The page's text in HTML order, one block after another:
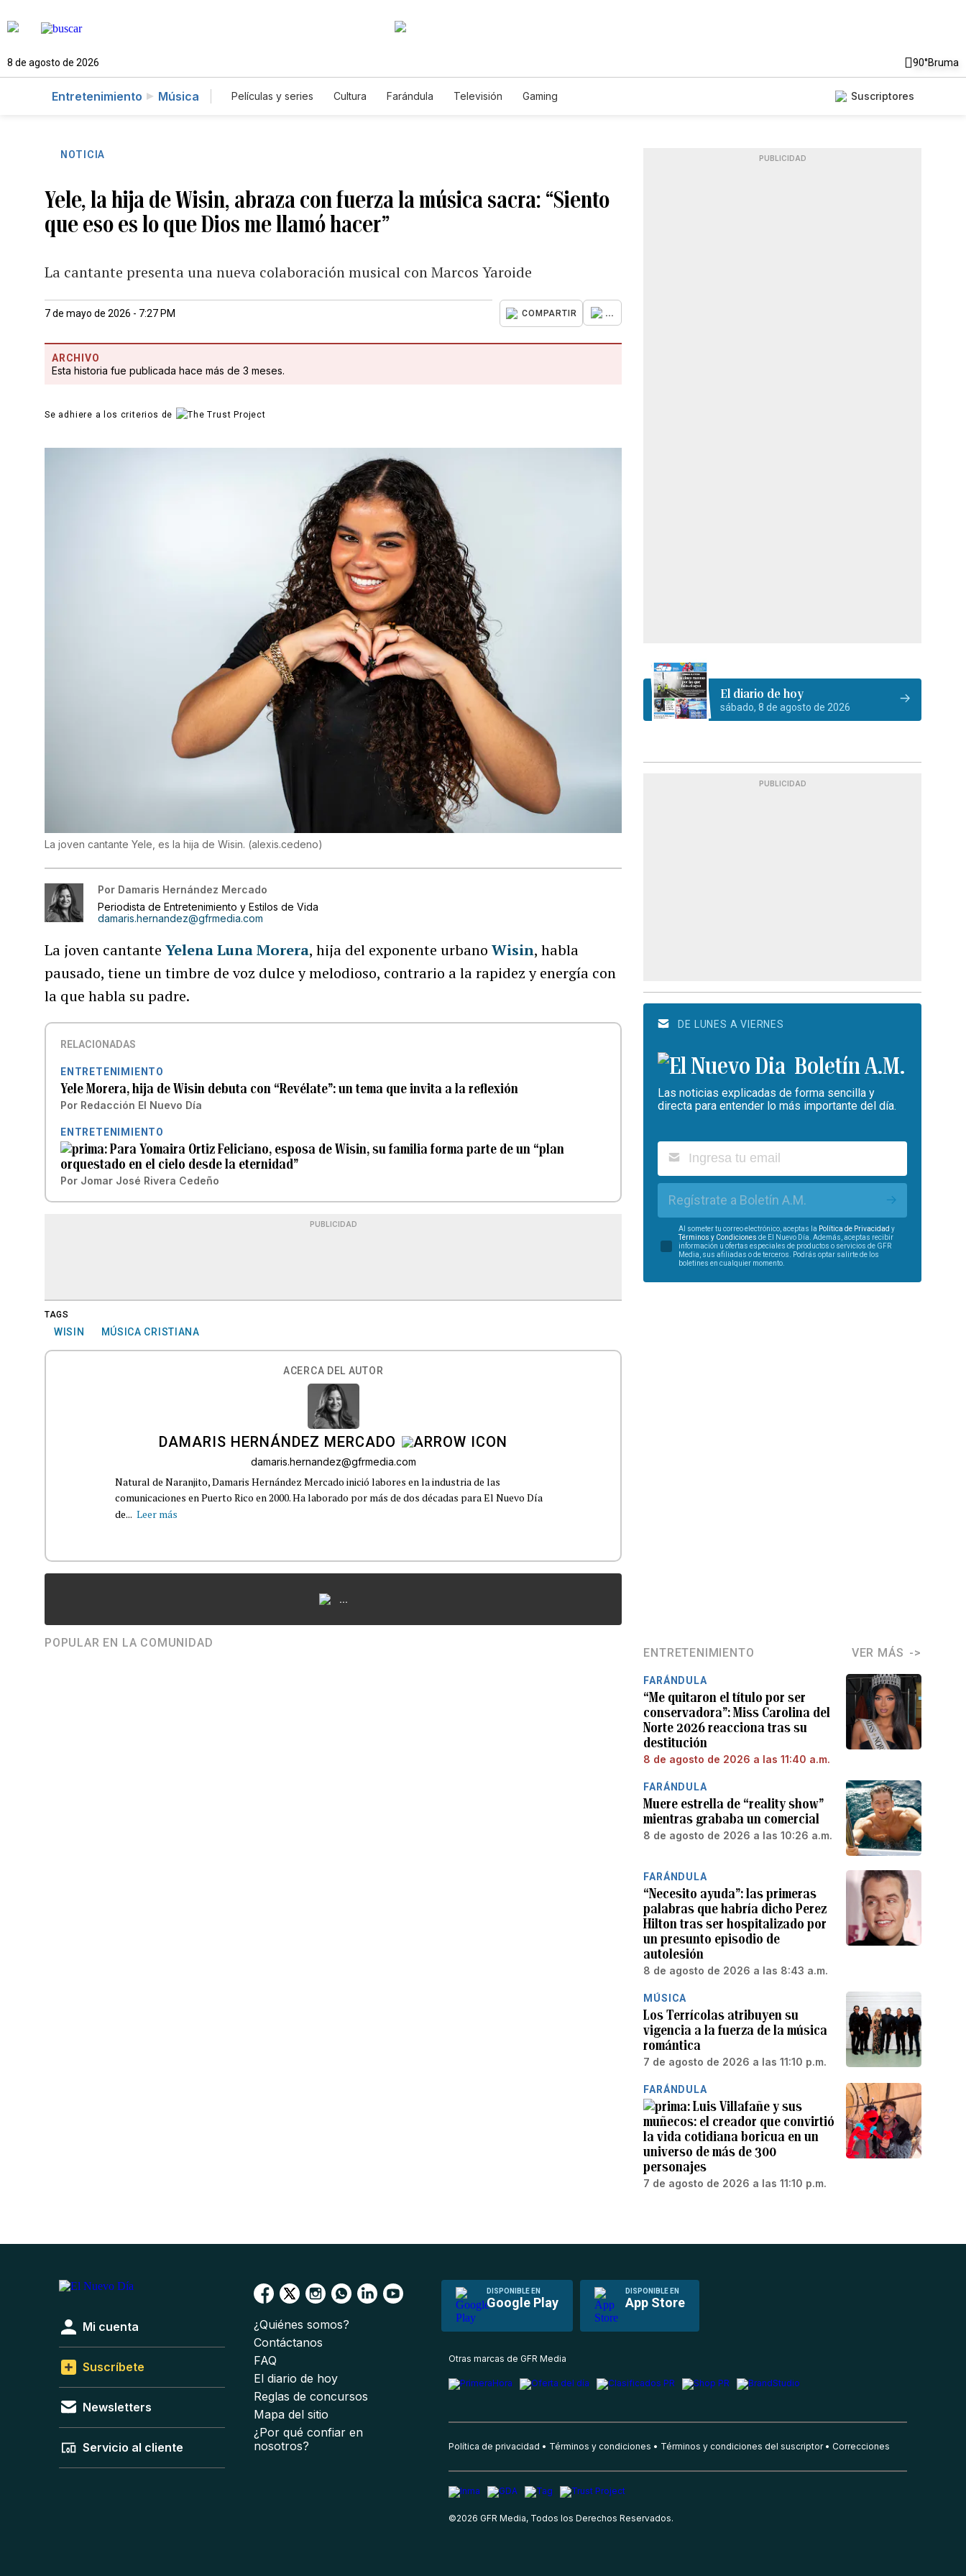
8 de agosto de 2026 90°Bruma
Entretenimiento Música Películas y series Cultura Farándula Televisión Gaming Suscriptores
NOTICIA
Yele, la hija de Wisin, abraza con fuerza la música sacra: “Siento
que eso es lo que Dios me llamó hacer”
La cantante presenta una nueva colaboración musical con Marcos Yaroide
7 de mayo de 2026 - 7:27 PM COMPARTIR ...
ARCHIVO
Esta historia fue publicada hace más de 3 meses.
Se adhiere a los criterios de
La joven cantante Yele, es la hija de Wisin. (alexis.cedeno)
Por Damaris Hernández Mercado
Periodista de Entretenimiento y Estilos de Vida
damaris.hernandez@gfrmedia.com
La joven cantanteYelena Luna Morera, hija del exponente urbanoWisin, habla
pausado, tiene un timbre de voz dulce y melodioso, contrario a la rapidez y energía con
la que habla su padre.
RELACIONADAS
ENTRETENIMIENTO
Yele Morera, hija de Wisin debuta con “Revélate”: un tema que invita a la reflexión
Por Redacción El Nuevo Día
ENTRETENIMIENTO
Para Yomaira Ortiz Feliciano, esposa de Wisin, su familia forma parte de un “plan
orquestado en el cielo desde la eternidad”
Por Jomar José Rivera Cedeño
PUBLICIDAD
TAGS
WISIN MÚSICA CRISTIANA
ACERCA DEL AUTOR
DAMARIS HERNÁNDEZ MERCADO
damaris.hernandez@gfrmedia.com
Natural de Naranjito, Damaris Hernández Mercado inició labores en la industria de las
comunicaciones en Puerto Rico en 2000. Ha laborado por más de dos décadas para El Nuevo Día
de... Leer más
...
POPULAR EN LA COMUNIDAD
PUBLICIDAD
El diario de hoy
sábado, 8 de agosto de 2026
PUBLICIDAD
DE LUNES A VIERNES
Boletín A.M.
Las noticias explicadas de forma sencilla y
directa para entender lo más importante del día.
Regístrate a Boletín A.M.
Al someter tu correo electrónico, aceptas la Política de Privacidad y
Términos y Condiciones de El Nuevo Día. Además, aceptas recibir
información u ofertas especiales de productos o servicios de GFR
Media, sus afiliadas o de terceros. Podrás optar salirte de los
boletines en cualquier momento.
ENTRETENIMIENTO VER MÁS
FARÁNDULA
“Me quitaron el título por ser
conservadora”: Miss Carolina del
Norte 2026 reacciona tras su
destitución
8 de agosto de 2026 a las 11:40 a.m.
FARÁNDULA
Muere estrella de “reality show”
mientras grababa un comercial
8 de agosto de 2026 a las 10:26 a.m.
FARÁNDULA
“Necesito ayuda”: las primeras
palabras que habría dicho Perez
Hilton tras ser hospitalizado por
un presunto episodio de
autolesión
8 de agosto de 2026 a las 8:43 a.m.
MÚSICA
Los Terrícolas atribuyen su
vigencia a la fuerza de la música
romántica
7 de agosto de 2026 a las 11:10 p.m.
FARÁNDULA
Luis Villafañe y sus
muñecos: el creador que convirtió
la vida cotidiana boricua en un
universo de más de 300
personajes
7 de agosto de 2026 a las 11:10 p.m.
DISPONIBLE EN
Google Play
DISPONIBLE EN
App Store
Mi cuenta
Suscríbete
Newsletters
Servicio al cliente
¿Quiénes somos?
Contáctanos
FAQ
El diario de hoy
Reglas de concursos
Mapa del sitio
¿Por qué confiar en
nosotros?
Otras marcas de GFR Media
Política de privacidad Términos y condiciones Términos y condiciones del suscriptor Correcciones
©2026 GFR Media, Todos los Derechos Reservados.